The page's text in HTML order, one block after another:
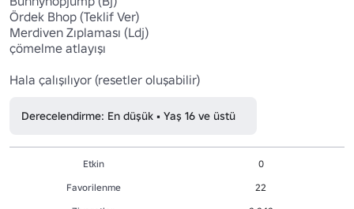
Ördek Bhop (Teklif Ver)
Merdiven Zıplaması (Ldj)
çömelme atlayışı
Hala çalışılıyor (resetler oluşabilir)
Derecelendirme: En düşük • Yaş 16 ve üstü
Etkin
0
Favorilenme
22